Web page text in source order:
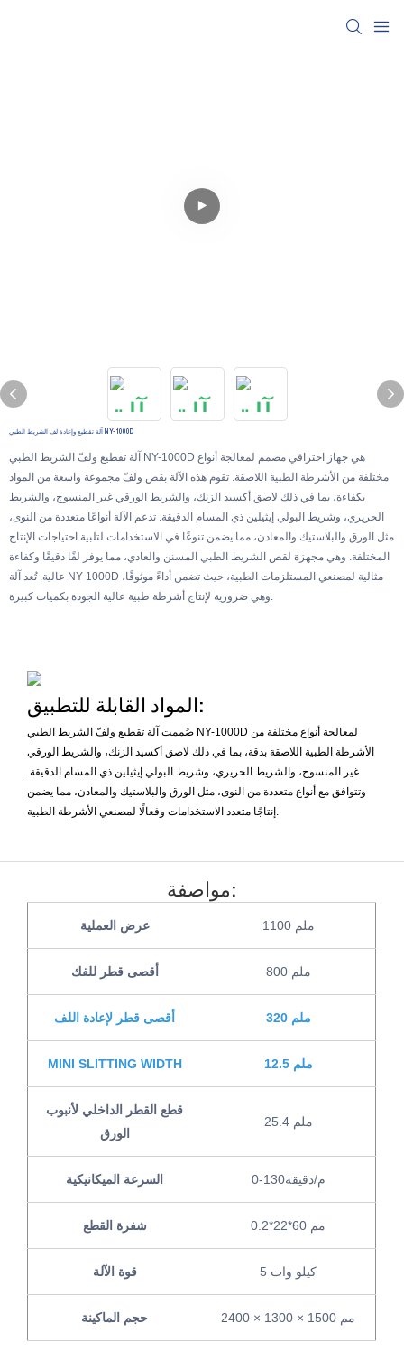
آلة تقطيع وإعادة لف الشريط الطبي NY-1000D
آلة تقطيع ولفّ الشريط الطبي NY-1000D هي جهاز احترافي مصمم لمعالجة أنواع
مختلفة من الأشرطة الطبية اللاصقة. تقوم هذه الآلة بقص ولفّ مجموعة واسعة من المواد
بكفاءة، بما في ذلك لاصق أكسيد الزنك، والشريط الورقي غير المنسوج، والشريط
الحريري، وشريط البولي إيثيلين ذي المسام الدقيقة. تدعم الآلة أنواعًا متعددة من النوى،
مثل الورق والبلاستيك والمعادن، مما يضمن تنوعًا في الاستخدامات لتلبية احتياجات الإنتاج
المختلفة. وهي مجهزة لقص الشريط الطبي المسنن والعادي، مما يوفر لفًا دقيقًا وكفاءة
عالية. تُعد آلة NY-1000D مثالية لمصنعي المستلزمات الطبية، حيث تضمن أداءً موثوقًا،
وهي ضرورية لإنتاج أشرطة طبية عالية الجودة بكميات كبيرة.
المواد القابلة للتطبيق:
صُممت آلة تقطيع ولفّ الشريط الطبي NY-1000D لمعالجة أنواع مختلفة من
الأشرطة الطبية اللاصقة بدقة، بما في ذلك لاصق أكسيد الزنك، والشريط الورقي
غير المنسوج، والشريط الحريري، وشريط البولي إيثيلين ذي المسام الدقيقة.
وتتوافق مع أنواع متعددة من النوى، مثل الورق والبلاستيك والمعادن، مما يضمن
مواصفة:
عرض العملية 1100 ملم
أقصى قطر للفك 800 ملم
أقصى قطر لإعادة اللف 320 ملم
MINI SLITTING WIDTH 12.5 ملم
قطع القطر الداخلي لأنبوب
الورق
25.4 ملم
السرعة الميكانيكية 0-130م/دقيقة
شفرة القطع 0.2*22*60 مم
قوة الآلة 5 كيلو وات
حجم الماكينة 2400 × 1300 × 1500 مم